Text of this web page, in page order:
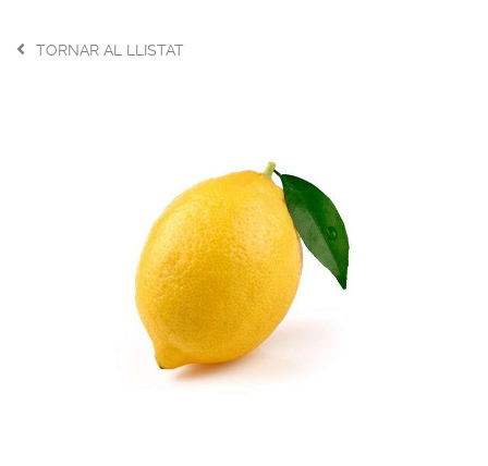
TORNAR AL LLISTAT